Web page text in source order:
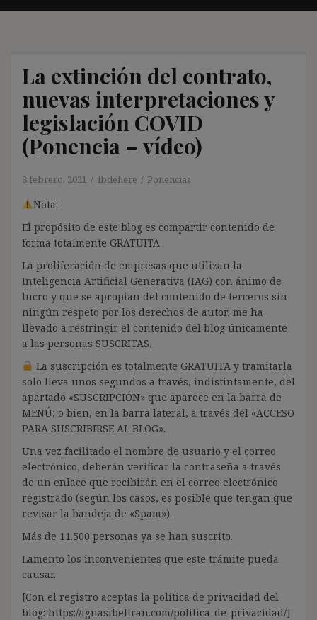
La extinción del contrato,
nuevas interpretaciones y
legislación COVID
(Ponencia – vídeo)
8 febrero, 2021 ibdehere Ponencias
Nota:
El propósito de este blog es compartir contenido de
forma totalmente GRATUITA.
La proliferación de empresas que utilizan la
Inteligencia Artificial Generativa (IAG) con ánimo de
lucro y que se apropian del contenido de terceros sin
ningún respeto por los derechos de autor, me ha
llevado a restringir el contenido del blog únicamente
a las personas SUSCRITAS.
La suscripción es totalmente GRATUITA y tramitarla
solo lleva unos segundos a través, indistintamente, del
apartado «SUSCRIPCIÓN» que aparece en la barra de
MENÚ; o bien, en la barra lateral, a través del «ACCESO
PARA SUSCRIBIRSE AL BLOG».
Una vez facilitado el nombre de usuario y el correo
electrónico, deberán verificar la contraseña a través
de un enlace que recibirán en el correo electrónico
registrado (según los casos, es posible que tengan que
revisar la bandeja de «Spam»).
Más de 11.500 personas ya se han suscrito.
Lamento los inconvenientes que este trámite pueda
causar.
[Con el registro aceptas la política de privacidad del
blog: https://ignasibeltran.com/politica-de-privacidad/]